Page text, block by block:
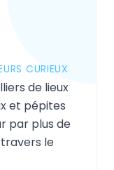
CURIEUX
de lieux
et pépites
par plus de
le